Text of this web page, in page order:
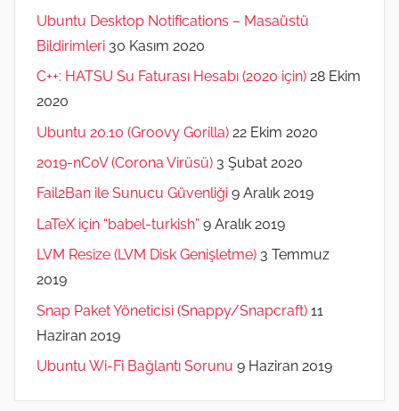
Ubuntu Desktop Notifications – Masaüstü
Bildirimleri 30 Kasım 2020
C++: HATSU Su Faturası Hesabı (2020 için) 28 Ekim
2020
Ubuntu 20.10 (Groovy Gorilla) 22 Ekim 2020
2019-nCoV (Corona Virüsü) 3 Şubat 2020
Fail2Ban ile Sunucu Güvenliği 9 Aralık 2019
LaTeX için “babel-turkish” 9 Aralık 2019
LVM Resize (LVM Disk Genişletme) 3 Temmuz
2019
Snap Paket Yöneticisi (Snappy/Snapcraft) 11
Haziran 2019
Ubuntu Wi-Fi Bağlantı Sorunu 9 Haziran 2019